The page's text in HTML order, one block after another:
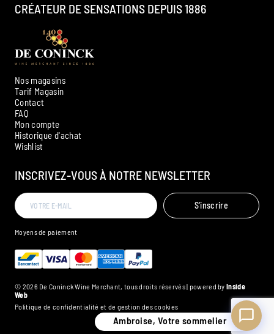
Nos magasins
Tarif Magasin
Contact
FAQ
Mon compte
Historique d'achat
Wishlist
INSCRIVEZ-VOUS À NOTRE NEWSLETTER
S'inscrire
CRÉATEUR DE SENSATIONS DEPUIS 1886
Moyens de paiement
© 2026 De Coninck Wine Merchant, tous droits réservés | powered byInside
Web
Politique de confidentialité et de gestion des cookies
Ambroise, Votre sommelier